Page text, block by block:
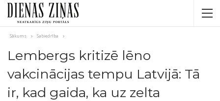
Sākums Sabiedrība
Lembergs kritizē lēno
vakcinācijas tempu Latvijā: Tā
ir, kad gaida, ka uz zelta